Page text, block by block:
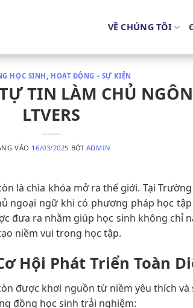
VỀ CHÚNG TÔI
HỌC SINH, HOẠT ĐỘNG - SỰ KIỆN
TIN LÀM CHỦ
LTVERS
VÀO 16/03/2025 BỞI ADMIN
là chìa khóa mở ra thế giới. Tại Trường
ngoại ngữ khi có phương pháp học
đưa ra nhằm giúp học sinh không chỉ
niềm vui trong học tập.
Hội Phát Triển Toàn
được khơi nguồn từ niềm yêu thích
đồng học sinh trải nghiệm: